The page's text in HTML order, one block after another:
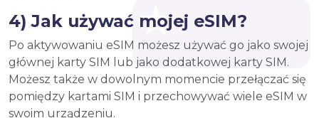
4) Jak używać mojej eSIM?
Po aktywowaniu eSIM możesz używać go jako swojej
głównej karty SIM lub jako dodatkowej karty SIM.
Możesz także w dowolnym momencie przełączać się
pomiędzy kartami SIM i przechowywać wiele eSIM w
swoim urządzeniu.